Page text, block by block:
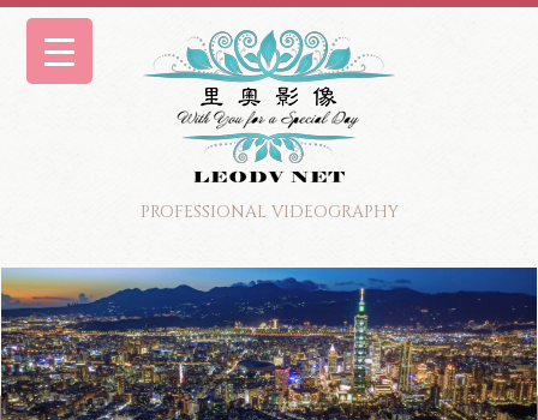
PROFESSIONAL VIDEOGRAPHY